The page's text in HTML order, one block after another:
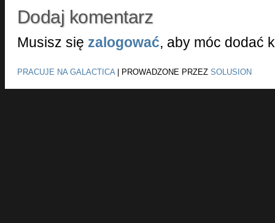
Dodaj komentarz
Musisz się zalogować, aby móc dodać
PRACUJE NA GALACTICA| PROWADZONE PRZEZ SOLUSION